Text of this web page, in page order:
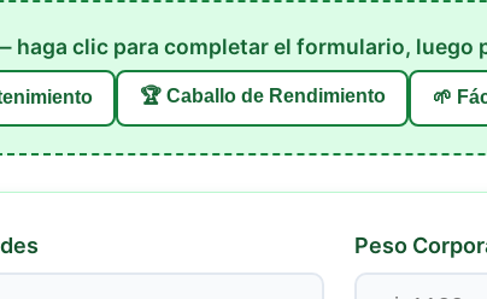
haga clic para completar el formulario, luego
🏆 Caballo de Rendimiento 🌱
Peso